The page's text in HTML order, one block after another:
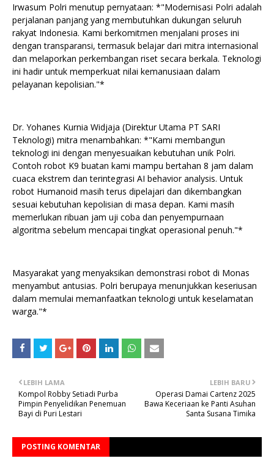
Irwasum Polri menutup pernyataan: *"Modernisasi Polri adalah
perjalanan panjang yang membutuhkan dukungan seluruh
rakyat Indonesia. Kami berkomitmen menjalani proses ini
dengan transparansi, termasuk belajar dari mitra internasional
dan melaporkan perkembangan riset secara berkala. Teknologi
ini hadir untuk memperkuat nilai kemanusiaan dalam
pelayanan kepolisian."*
Dr. Yohanes Kurnia Widjaja (Direktur Utama PT SARI
Teknologi) mitra menambahkan: *"Kami membangun
teknologi ini dengan menyesuaikan kebutuhan unik Polri.
Contoh robot K9 buatan kami mampu bertahan 8 jam dalam
cuaca ekstrem dan terintegrasi AI behavior analysis. Untuk
robot Humanoid masih terus dipelajari dan dikembangkan
sesuai kebutuhan kepolisian di masa depan. Kami masih
memerlukan ribuan jam uji coba dan penyempurnaan
algoritma sebelum mencapai tingkat operasional penuh."*
Masyarakat yang menyaksikan demonstrasi robot di Monas
menyambut antusias. Polri berupaya menunjukkan keseriusan
dalam memulai memanfaatkan teknologi untuk keselamatan
warga."*
LEBIH BARU
Operasi Damai Cartenz 2025
Bawa Keceriaan ke Panti Asuhan
Santa Susana Timika
LEBIH LAMA
Kompol Robby Setiadi Purba
Pimpin Penyelidikan Penemuan
Bayi di Puri Lestari
POSTING KOMENTAR